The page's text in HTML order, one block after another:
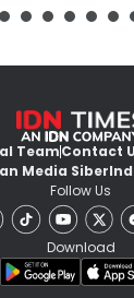
TeamContact
Media Siber
Follow Us
Download